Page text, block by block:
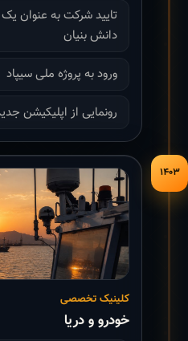
دانش بنیان
ورود به پروژه ملی سیپاد
رونمایی از اپلیکیشن
۱۴۰۳
کلینیک تخصصی
خودرو و دریا